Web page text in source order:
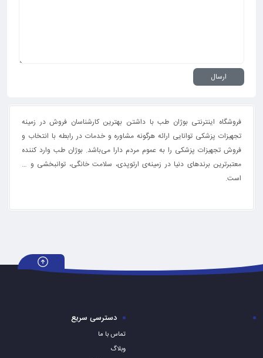
فروشگاه اینترنتی بوژان طب با داشتن بهترین کارشناسان فروش در زمینه
تجهیزات پزشکی توانایی ارائه هرگونه مشاوره و خدمات در رابطه با انتخاب و
فروش تجهیزات پزشکی را به عموم مردم دارا می‌‌‌‌باشد. بوژان طب وارد کننده
معتبرترین برندهای دنیا در زمینه‌ی ارتوپدی، سلامت خانگی، توانبخشی و …
است.
دسترسی سریع
تماس با ما
وبلاگ